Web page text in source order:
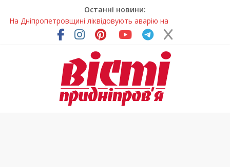
Останні новини:
На Дніпропетровщині ліквідовують аварію на
магістральному водогоні
Спортсменка з Кам’янського встановила рекорд
Дніпропетровщини з пауерліфтингу
Приховав майно та доходи: на Дніпропетровщині депутата
сільради визнали винним
На Дніпропетровщині зафіксували рясне цвітіння рідкісних
рослин (фото)